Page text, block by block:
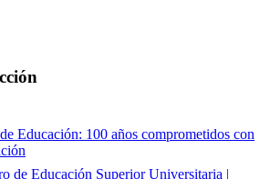
Educación: 100 años comprometidos con
de Educación Superior Universitaria |